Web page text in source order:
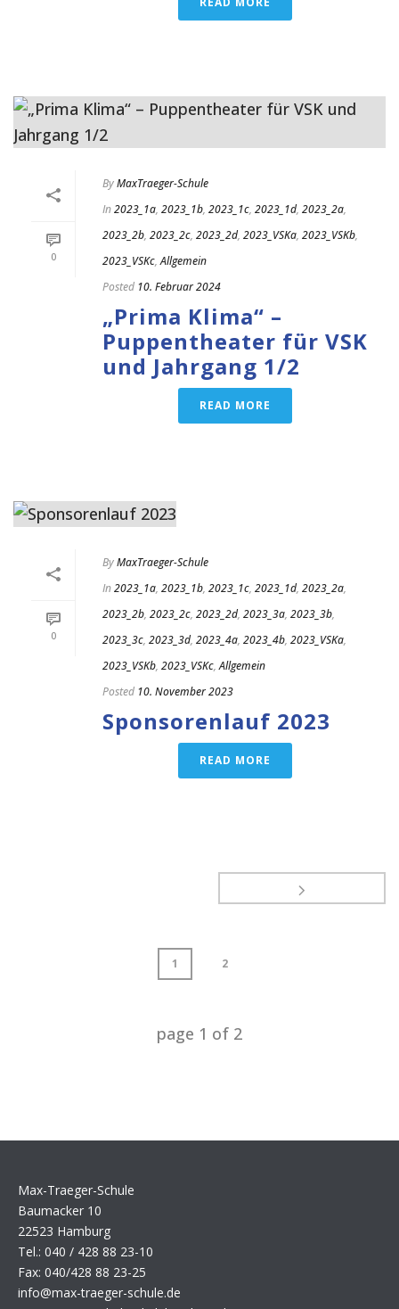
0
ByMaxTraeger-Schule
In2023_1a, 2023_1b, 2023_1c, 2023_1d, 2023_2a,
2023_2b, 2023_2c, 2023_2d, 2023_VSKa, 2023_VSKb,
2023_VSKc,Allgemein
Posted 10. Februar 2024
„Prima Klima“ –
Puppentheater für VSK
und Jahrgang 1/2
READ MORE
0
ByMaxTraeger-Schule
In2023_1a, 2023_1b, 2023_1c, 2023_1d, 2023_2a,
2023_2b, 2023_2c, 2023_2d, 2023_3a, 2023_3b,
2023_3c, 2023_3d, 2023_4a, 2023_4b, 2023_VSKa,
2023_VSKb, 2023_VSKc,Allgemein
Posted 10. November 2023
Sponsorenlauf 2023
READ MORE
1 2
page 1 of 2
Max-Traeger-Schule
Baumacker 10
22523 Hamburg
Tel.: 040 / 428 88 23-10
Fax: 040/428 88 23-25
info@max-traeger-schule.de